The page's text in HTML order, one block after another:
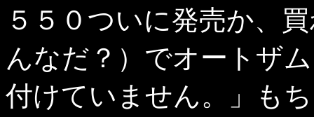
５５０ついに発売か、
んなだ？）でオートザ
付けていません。」も